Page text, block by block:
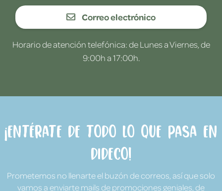
Correo electrónico
Horario de atención telefónica: de Lunes a Viernes, de
9:00h a 17:00h.
¡Entérate de todo lo que pasa en
Dideco!
Prometemos no llenarte el buzón de correos, así que solo
vamos a enviarte mails de promociones geniales, de